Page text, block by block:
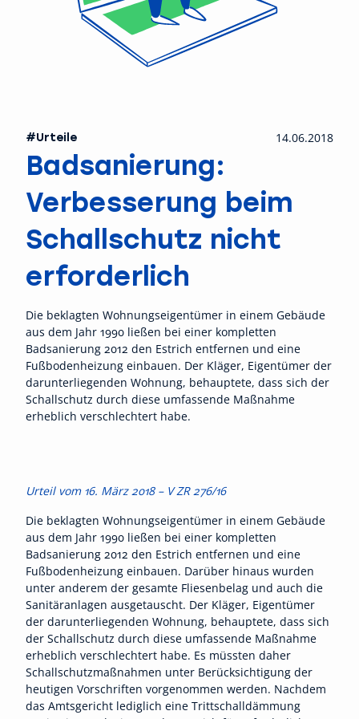
#Urteile 14.06.2018
Badsanierung:
Verbesserung beim
Schallschutz nicht
erforderlich
Die beklagten Wohnungseigentümer in einem Gebäude
aus dem Jahr 1990 ließen bei einer kompletten
Badsanierung 2012 den Estrich entfernen und eine
Fußbodenheizung einbauen. Der Kläger, Eigentümer der
darunterliegenden Wohnung, behauptete, dass sich der
Schallschutz durch diese umfassende Maßnahme
erheblich verschlechtert habe.
Urteil vom 16. März 2018 – V ZR 276/16
Die beklagten Wohnungseigentümer in einem Gebäude
aus dem Jahr 1990 ließen bei einer kompletten
Badsanierung 2012 den Estrich entfernen und eine
Fußbodenheizung einbauen. Darüber hinaus wurden
unter anderem der gesamte Fliesenbelag und auch die
Sanitäranlagen ausgetauscht. Der Kläger, Eigentümer
der darunterliegenden Wohnung, behauptete, dass sich
der Schallschutz durch diese umfassende Maßnahme
erheblich verschlechtert habe. Es müssten daher
Schallschutzmaßnahmen unter Berücksichtigung der
heutigen Vorschriften vorgenommen werden. Nachdem
das Amtsgericht lediglich eine Trittschalldämmung